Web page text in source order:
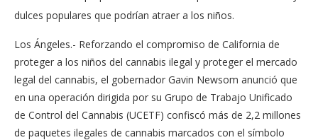
dulces populares que podrían atraer a los niños.
Los Ángeles.- Reforzando el compromiso de California de
proteger a los niños del cannabis ilegal y proteger el mercado
legal del cannabis, el gobernador Gavin Newsom anunció que
en una operación dirigida por su Grupo de Trabajo Unificado
de Control del Cannabis (UCETF) confiscó más de 2,2 millones
de paquetes ilegales de cannabis marcados con el símbolo